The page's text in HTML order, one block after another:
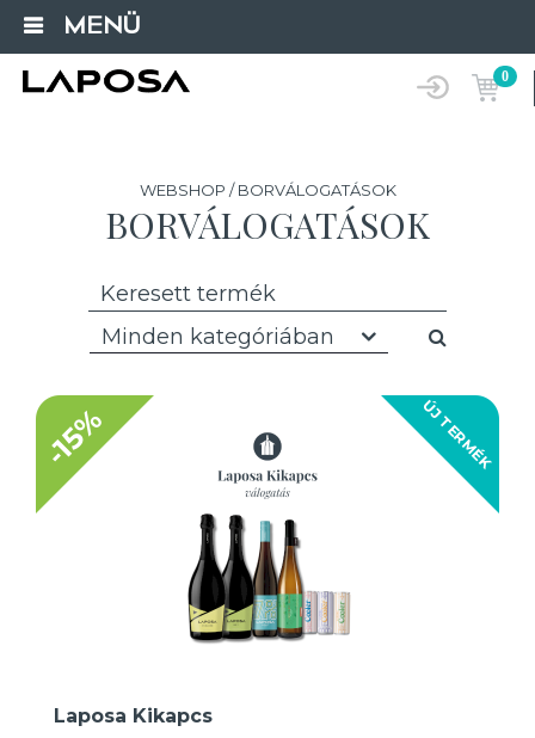
MENÜ
0
WEBSHOP / BORVÁLOGATÁSOK
BORVÁLOGATÁSOK
Minden kategóriában
ÚJ TERMÉK
-15%
Laposa Kikapcs